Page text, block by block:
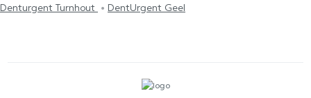
Denturgent Turnhout
DentUrgent Geel